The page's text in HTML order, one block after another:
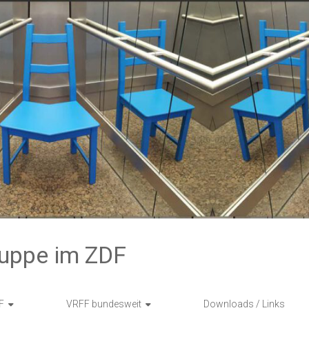
im ZDF
VRFF bundesweit Downloads / Links